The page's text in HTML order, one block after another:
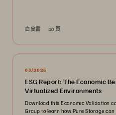
白皮書 10 頁
03/2025
ESG Report: The Economic
Virtualized Environments
Download this Economic Validation
Group to learn how Pure Storage